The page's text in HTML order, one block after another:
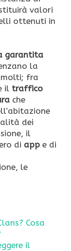
valori
ottenuti in
garantita
la
molti; fra
il traffico
che
dei
il
di app e di
le
Cosa
il